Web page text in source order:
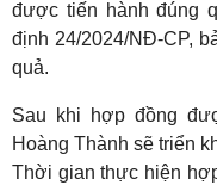
được tiến hành đúng
định 24/2024/NĐ-CP,
quả.
Sau khi hợp đồng
Hoàng Thành sẽ triển
Thời gian thực hiện